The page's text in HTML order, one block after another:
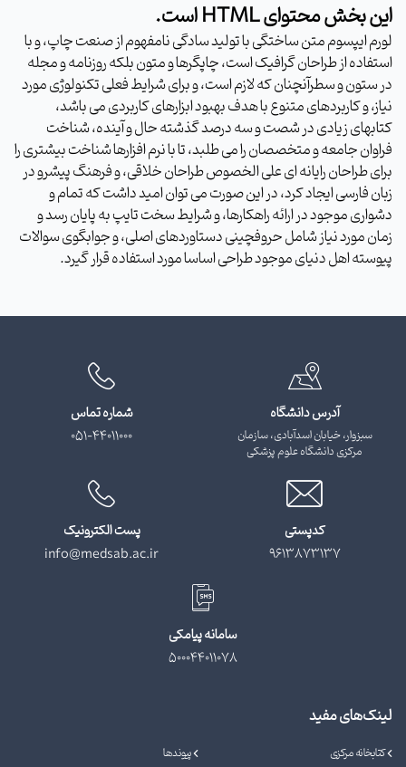
این بخش محتوای HTML است.
لورم ایپسوم متن ساختگی با تولید سادگی نامفهوم از صنعت چاپ، و با
استفاده از طراحان گرافیک است، چاپگرها و متون بلکه روزنامه و مجله
در ستون و سطرآنچنان که لازم است، و برای شرایط فعلی تکنولوژی مورد
نیاز، و کاربردهای متنوع با هدف بهبود ابزارهای کاربردی می باشد،
کتابهای زیادی در شصت و سه درصد گذشته حال و آینده، شناخت
فراوان جامعه و متخصصان را می طلبد، تا با نرم افزارها شناخت بیشتری را
برای طراحان رایانه ای علی الخصوص طراحان خلاقی، و فرهنگ پیشرو در
زبان فارسی ایجاد کرد، در این صورت می توان امید داشت که تمام و
دشواری موجود در ارائه راهکارها، و شرایط سخت تایپ به پایان رسد و
زمان مورد نیاز شامل حروفچینی دستاوردهای اصلی، و جوابگوی سوالات
پیوسته اهل دنیای موجود طراحی اساسا مورد استفاده قرار گیرد.
آدرس دانشگاه
سبزوار، خیابان اسدآبادی، سازمان
مرکزی دانشگاه علوم پزشکی
شماره تماس
051-44011000
کدپستی
9613873137
پست الکترونیک
info@medsab.ac.ir
سامانه پیامکی
500044011078
لینک‌های مفید
کتابخانه مرکزی
پیوندها